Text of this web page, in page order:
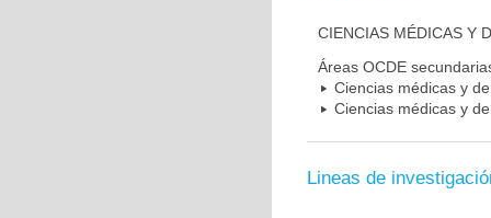
CIENCIAS MÉDICAS Y
Áreas OCDE
Ciencias médicas y
Ciencias médicas y
Lineas de